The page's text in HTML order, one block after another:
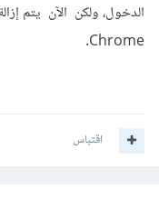
الدخول، ولكن الآن يتم
Chrome.
اقتباس